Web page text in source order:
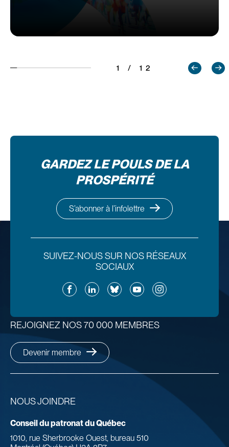
1 / 12
GARDEZ LE POULS DE LA
PROSPÉRITÉ
S’abonner à l’infolettre
SUIVEZ-NOUS SUR NOS RÉSEAUX
SOCIAUX
FacebookLinkedInBlueskyYouTubeInstagram
NOUS JOINDRE
Conseil du patronat du Québec
1010, rue Sherbrooke Ouest, bureau 510
REJOIGNEZ NOS 70 000 MEMBRES
Devenir membre